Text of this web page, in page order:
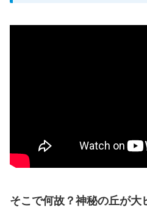
そこで何故？神秘の丘が大